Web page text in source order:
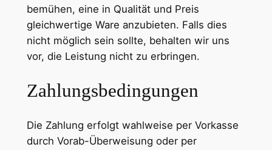
bemühen, eine in Qualität und Preis
gleichwertige Ware anzubieten. Falls dies
nicht möglich sein sollte, behalten wir uns
vor, die Leistung nicht zu erbringen.
Zahlungsbedingungen
Die Zahlung erfolgt wahlweise per Vorkasse
durch Vorab-Überweisung oder per